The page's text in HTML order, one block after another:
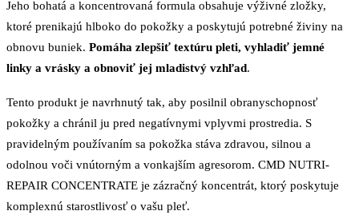
Jeho bohatá a koncentrovaná formula obsahuje výživné zložky,
ktoré prenikajú hlboko do pokožky a poskytujú potrebné živiny na
obnovu buniek. Pomáha zlepšiť textúru pleti, vyhladiť jemné
linky a vrásky a obnoviť jej mladistvý vzhľad.
Tento produkt je navrhnutý tak, aby posilnil obranyschopnosť
pokožky a chránil ju pred negatívnymi vplyvmi prostredia. S
pravidelným používaním sa pokožka stáva zdravou, silnou a
odolnou voči vnútorným a vonkajším agresorom. CMD NUTRI-
REPAIR CONCENTRATE je zázračný koncentrát, ktorý poskytuje
komplexnú starostlivosť o vašu pleť.